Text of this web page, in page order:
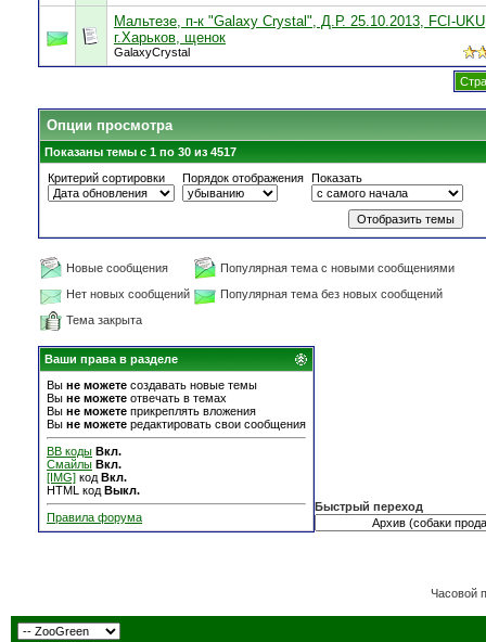
Мальтезе, п-к "Galaxy Crystal", Д.Р. 25.10.2013, FCI-
г.Харьков, щенок
GalaxyCrystal
Опции просмотра
Показаны темы с 1 по 30 из 4517
Критерий сортировки
Порядок отображения Показать
Новые сообщения
Популярная тема с новыми сообщениями
Нет новых сообщений
Популярная тема без новых сообщений
Тема закрыта
Ваши права в разделе
Вы не можете создавать новые темы
Вы не можете отвечать в темах
Вы не можете прикреплять вложения
Вы не можете редактировать свои сообщения
BB коды Вкл.
Смайлы Вкл.
[IMG] код Вкл.
HTML код Выкл.
Правила форума
Быстрый переход
Часовой